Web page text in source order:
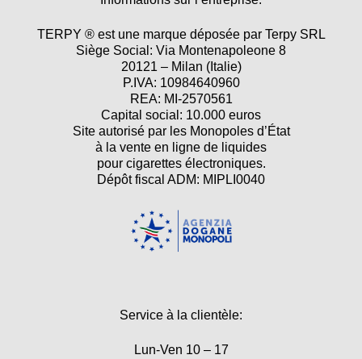
TERPY ® est une marque déposée par Terpy SRL
Siège Social: Via Montenapoleone 8
20121 – Milan (Italie)
P.IVA: 10984640960
REA: MI-2570561
Capital social: 10.000 euros
Site autorisé par les Monopoles d’État
à la vente en ligne de liquides
pour cigarettes électroniques.
Dépôt fiscal ADM: MIPLI0040
Service à la clientèle:
Lun-Ven 10 – 17